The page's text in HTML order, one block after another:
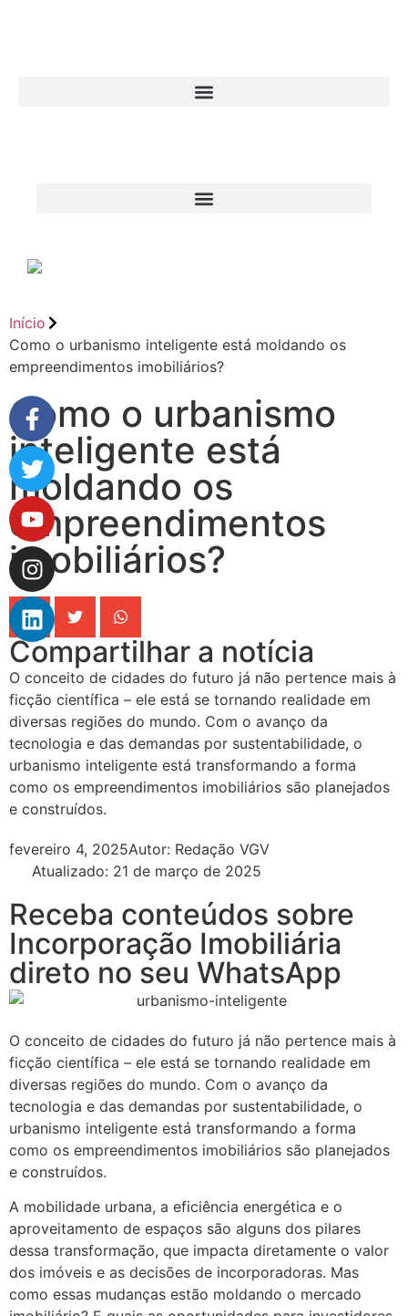
Início
Como o urbanismo inteligente está moldando os
empreendimentos imobiliários?
Como o urbanismo
inteligente está
moldando os
empreendimentos
imobiliários?
Compartilhar a notícia
O conceito de cidades do futuro já não pertence mais à
ficção científica – ele está se tornando realidade em
diversas regiões do mundo. Com o avanço da
tecnologia e das demandas por sustentabilidade, o
urbanismo inteligente está transformando a forma
como os empreendimentos imobiliários são planejados
e construídos.
fevereiro 4, 2025Autor: Redação VGV
Atualizado: 21 de março de 2025
Receba conteúdos sobre
Incorporação Imobiliária
direto no seu WhatsApp
O conceito de cidades do futuro já não pertence mais à
ficção científica – ele está se tornando realidade em
diversas regiões do mundo. Com o avanço da
tecnologia e das demandas por sustentabilidade, o
urbanismo inteligente está transformando a forma
como os empreendimentos imobiliários são planejados
e construídos.
A mobilidade urbana, a eficiência energética e o
aproveitamento de espaços são alguns dos pilares
dessa transformação, que impacta diretamente o valor
dos imóveis e as decisões de incorporadoras. Mas
como essas mudanças estão moldando o mercado